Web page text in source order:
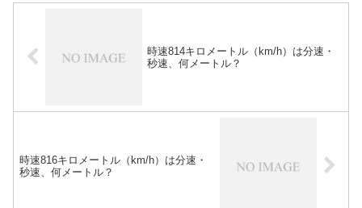
時速814キロメートル（km/h）は分速・
秒速、何メートル？
時速816キロメートル（km/h）は分速・
秒速、何メートル？